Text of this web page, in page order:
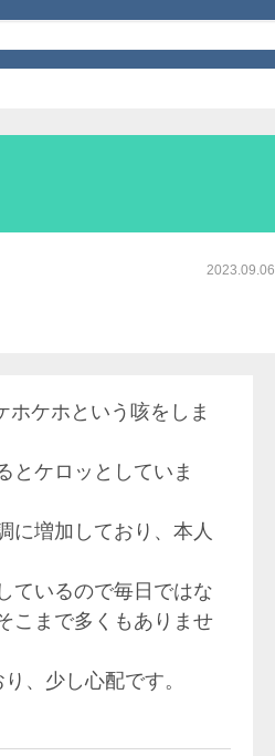
2023.09.06
ケホという咳をしま
とケロッとしていま
に増加しており、本人
ているので毎日ではな
こまで多くもありませ
、少し心配です。